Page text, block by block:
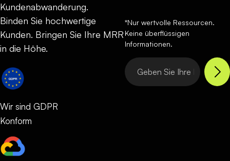
Kundenabwanderung.
Binden Sie hochwertige
Kunden. Bringen Sie Ihre MRR
in die Höhe.
Wir sind GDPR
Konform
*Nur wertvolle Ressourcen.
Keine überflüssigen
Informationen.